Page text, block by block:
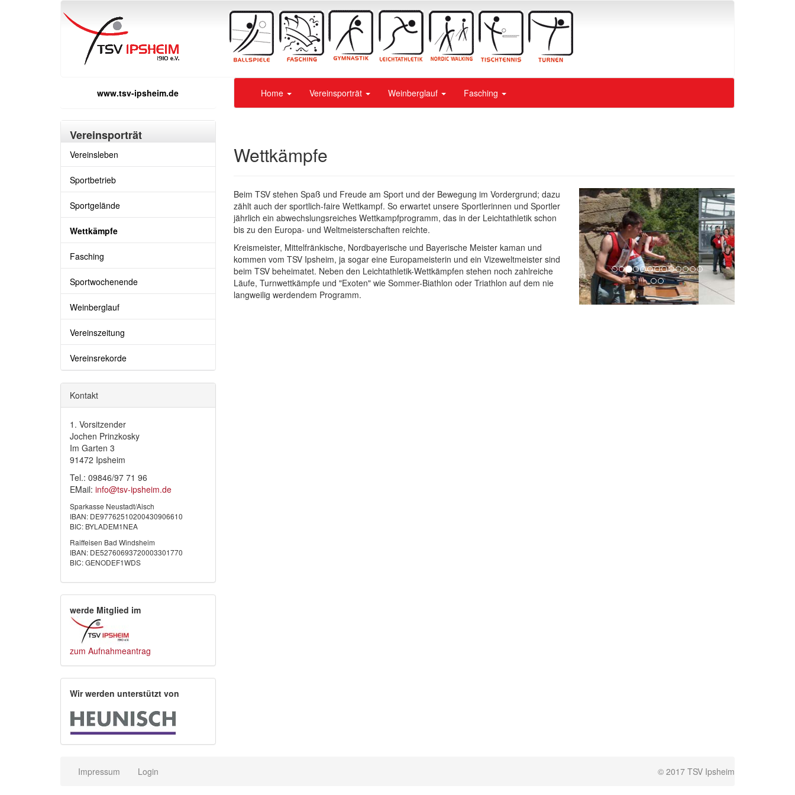
www.tsv-ipsheim.de
Vereinsporträt
Vereinsleben
Sportbetrieb
Sportgelände
Wettkämpfe
Fasching
Sportwochenende
Weinberglauf
Vereinszeitung
Vereinsrekorde
Kontakt
1. Vorsitzender
Jochen Prinzkosky
Im Garten 3
91472 Ipsheim
Tel.: 09846/97 71 96
EMail: info@tsv-ipsheim.de
Sparkasse Neustadt/Aisch
IBAN: DE97762510200430906610
BIC: BYLADEM1NEA
Raiffeisen Bad Windsheim
IBAN: DE52760693720003301770
BIC: GENODEF1WDS
werde Mitglied im
zum Aufnahmeantrag
Wir werden unterstützt von
Home Vereinsporträt Weinberglauf Fasching
Wettkämpfe
Beim TSV stehen Spaß und Freude am Sport und der Bewegung im Vordergrund; dazu
zählt auch der sportlich-faire Wettkampf. So erwartet unsere Sportlerinnen und Sportler
jährlich ein abwechslungsreiches Wettkampfprogramm, das in der Leichtathletik schon
bis zu den Europa- und Weltmeisterschaften reichte.
Kreismeister, Mittelfränkische, Nordbayerische und Bayerische Meister kaman und
kommen vom TSV Ipsheim, ja sogar eine Europameisterin und ein Vizeweltmeister sind
beim TSV beheimatet. Neben den Leichtathletik-Wettkämpfen stehen noch zahlreiche
Läufe, Turnwettkämpfe und "Exoten" wie Sommer-Biathlon oder Triathlon auf dem nie
langweilig werdendem Programm.
© 2017 TSV Ipsheim
Impressum Login